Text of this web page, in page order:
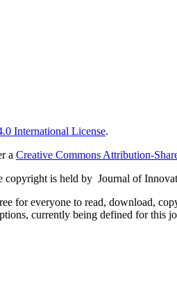
International License.
a Creative Commons Attribution-
copyright is held by Journal of
for everyone to read, download,
currently being defined for this